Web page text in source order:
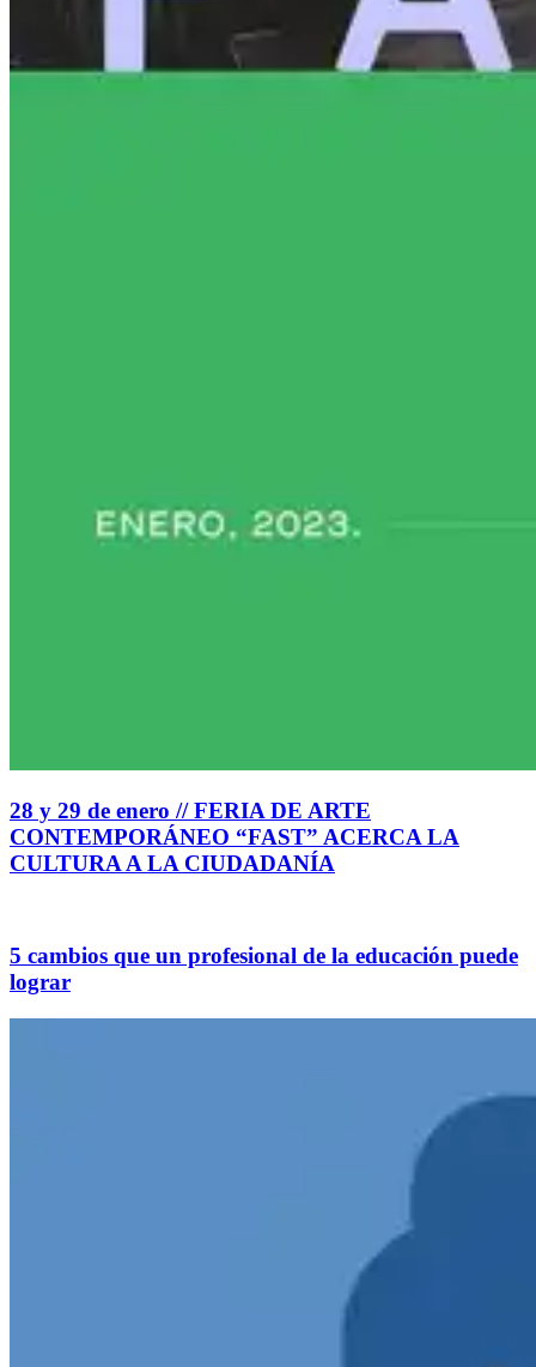
28 y 29 de enero // FERIA DE ARTE
CONTEMPORÁNEO “FAST” ACERCA LA
CULTURA A LA CIUDADANÍA
5 cambios que un profesional de la educación puede
lograr